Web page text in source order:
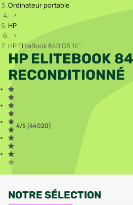
Ordinateur portable
HP
HP EliteBook 840 G8 14"
HP ELITEBOOK
RECONDITIONNÉ
4/5 (44 020)
NOTRE SÉLECTION